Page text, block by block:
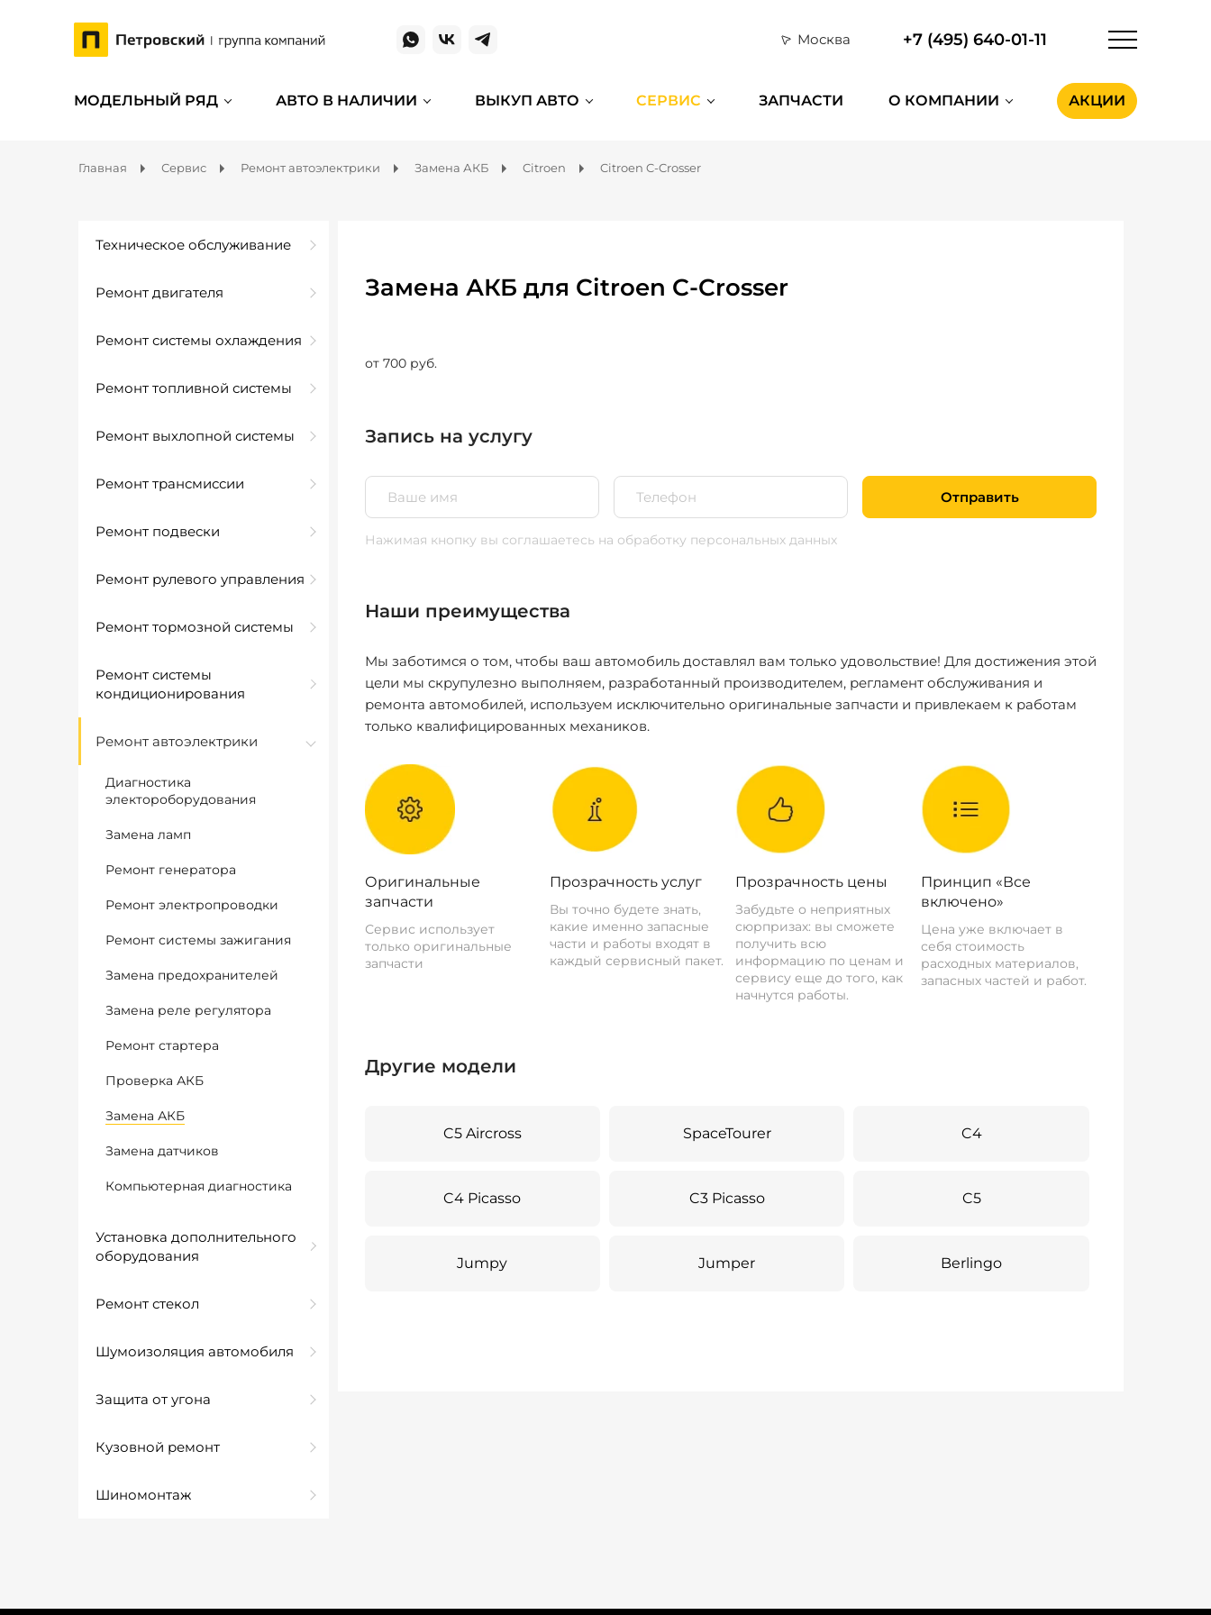
Москва +7 (495) 640-01-11
МОДЕЛЬНЫЙ РЯД АВТО В НАЛИЧИИ ВЫКУП АВТО СЕРВИС ЗАПЧАСТИ О КОМПАНИИ АКЦИИ
Главная Сервис Ремонт автоэлектрики Замена АКБ Citroen Citroen C-Crosser
Техническое обслуживание
Ремонт двигателя
Ремонт системы охлаждения
Ремонт топливной системы
Ремонт выхлопной системы
Ремонт трансмиссии
Ремонт подвески
Ремонт рулевого управления
Ремонт тормозной системы
Ремонт системы
кондиционирования
Ремонт автоэлектрики
Диагностика
электороборудования
Замена ламп
Ремонт генератора
Ремонт электропроводки
Ремонт системы зажигания
Замена предохранителей
Замена реле регулятора
Ремонт стартера
Проверка АКБ
Замена АКБ
Замена датчиков
Компьютерная диагностика
Установка дополнительного
оборудования
Ремонт стекол
Шумоизоляция автомобиля
Защита от угона
Кузовной ремонт
Шиномонтаж
Замена АКБ для Citroen C-Crosser
от 700 руб.
Запись на услугу
Отправить
Нажимая кнопку вы соглашаетесь на обработку персональных данных
Наши преимущества
Мы заботимся о том, чтобы ваш автомобиль доставлял вам только удовольствие! Для достижения этой
цели мы скрупулезно выполняем, разработанный производителем, регламент обслуживания и
ремонта автомобилей, используем исключительно оригинальные запчасти и привлекаем к работам
только квалифицированных механиков.
Оригинальные
запчасти
Сервис использует
только оригинальные
запчасти
Прозрачность услуг
Вы точно будете знать,
какие именно запасные
части и работы входят в
каждый сервисный пакет.
Прозрачность цены
Забудьте о неприятных
сюрпризах: вы сможете
получить всю
информацию по ценам и
сервису еще до того, как
начнутся работы.
Принцип «Все
включено»
Цена уже включает в
себя стоимость
расходных материалов,
запасных частей и работ.
Другие модели
C5 Aircross SpaceTourer C4
C4 Picasso C3 Picasso C5
Jumpy Jumper Berlingo